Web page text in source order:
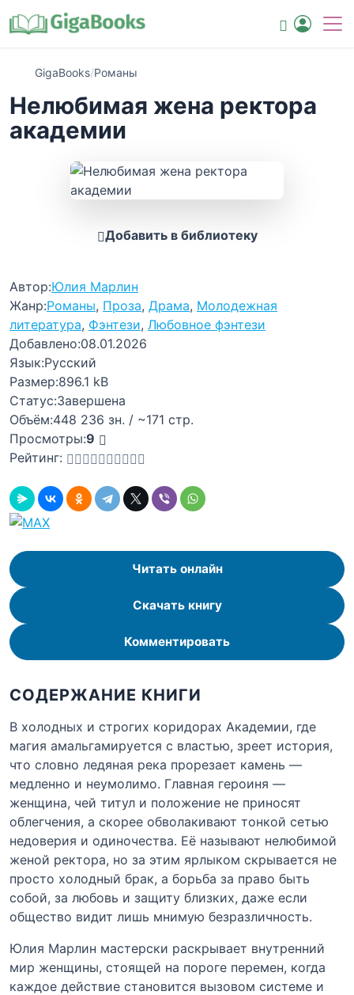
GigaBooks/Романы
Нелюбимая жена ректора
академии
Добавить в библиотеку
Автор:Юлия Марлин
Жанр:Романы, Проза, Драма, Молодежная
литература, Фэнтези, Любовное фэнтези
Добавлено:08.01.2026
Язык:Русский
Размер:896.1 kB
Статус:Завершена
Объём:448 236 зн. / ~171 стр.
Просмотры:9
Рейтинг:
Читать онлайн
Скачать книгу
Комментировать
СОДЕРЖАНИЕ КНИГИ
В холодных и строгих коридорах Академии, где
магия амальгамируется с властью, зреет история,
что словно ледяная река прорезает камень —
медленно и неумолимо. Главная героиня —
женщина, чей титул и положение не приносят
облегчения, а скорее обволакивают тонкой сетью
недоверия и одиночества. Её называют нелюбимой
женой ректора, но за этим ярлыком скрывается не
просто холодный брак, а борьба за право быть
собой, за любовь и защиту близких, даже если
общество видит лишь мнимую безразличность.
Юлия Марлин мастерски раскрывает внутренний
мир женщины, стоящей на пороге перемен, когда
каждое действие становится вызовом системе и